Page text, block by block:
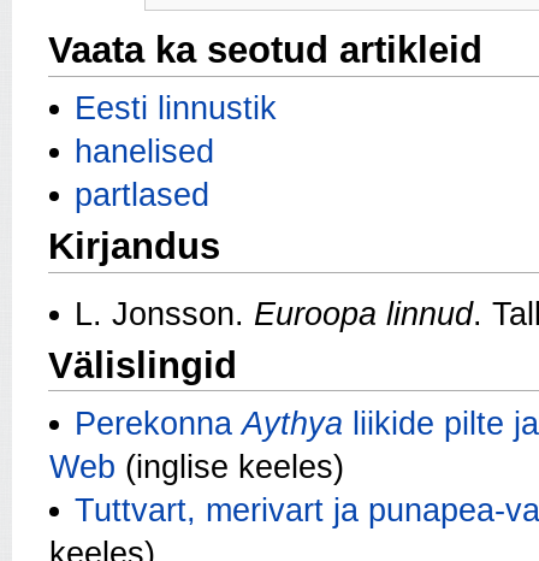
Vaata ka seotud artikleid
Eesti linnustik
hanelised
partlased
Kirjandus
L. Jonsson. Euroopa linnud.
Välislingid
PerekonnaAythya liikide pilte
Web (inglise keeles)
Tuttvart, merivart ja punapea-
keeles)